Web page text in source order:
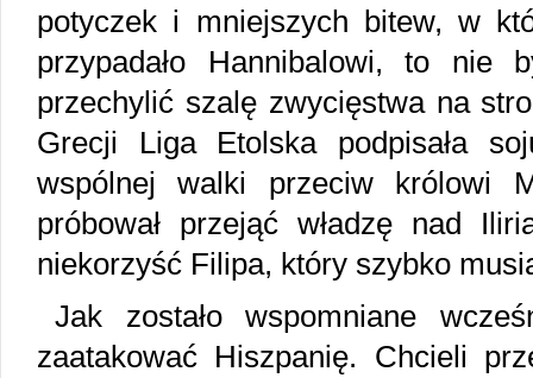
potyczek i mniejszych bitew, w
przypadało Hannibalowi, to nie
przechylić szalę zwycięstwa na
Grecji Liga Etolska podpisała
wspólnej walki przeciw królowi
próbował przejąć władzę nad
niekorzyść Filipa, który szybko
Jak zostało wspomniane
zaatakować Hiszpanię. Chcieli